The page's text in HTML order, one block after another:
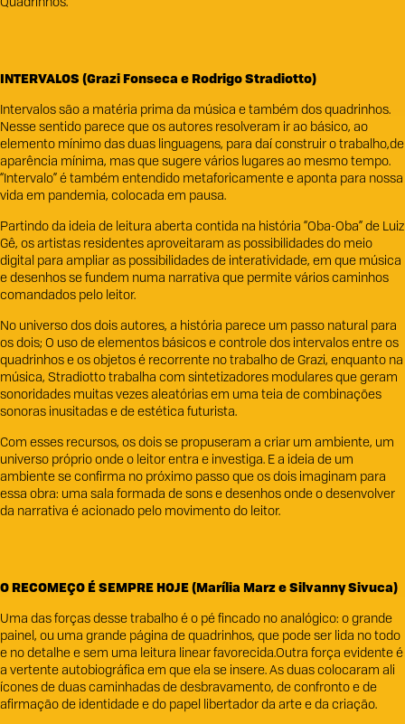
INTERVALOS (Grazi Fonseca e Rodrigo Stradiotto)
Intervalos são a matéria prima da música e também dos quadrinhos.
Nesse sentido parece que os autores resolveram ir ao básico, ao
elemento mínimo das duas linguagens, para daí construir o trabalho,de
aparência mínima, mas que sugere vários lugares ao mesmo tempo.
“Intervalo” é também entendido metaforicamente e aponta para nossa
vida em pandemia, colocada em pausa.
Partindo da ideia de leitura aberta contida na história “Oba-Oba” de Luiz
Gê, os artistas residentes aproveitaram as possibilidades do meio
digital para ampliar as possibilidades de interatividade, em que música
e desenhos se fundem numa narrativa que permite vários caminhos
comandados pelo leitor.
No universo dos dois autores, a história parece um passo natural para
os dois; O uso de elementos básicos e controle dos intervalos entre os
quadrinhos e os objetos é recorrente no trabalho de Grazi, enquanto na
música, Stradiotto trabalha com sintetizadores modulares que geram
sonoridades muitas vezes aleatórias em uma teia de combinações
sonoras inusitadas e de estética futurista.
Com esses recursos, os dois se propuseram a criar um ambiente, um
universo próprio onde o leitor entra e investiga. E a ideia de um
ambiente se confirma no próximo passo que os dois imaginam para
essa obra: uma sala formada de sons e desenhos onde o desenvolver
da narrativa é acionado pelo movimento do leitor.
O RECOMEÇO É SEMPRE HOJE (Marília Marz e Silvanny Sivuca)
Uma das forças desse trabalho é o pé fincado no analógico: o grande
painel, ou uma grande página de quadrinhos, que pode ser lida no todo
e no detalhe e sem uma leitura linear favorecida.Outra força evidente é
a vertente autobiográfica em que ela se insere. As duas colocaram ali
ícones de duas caminhadas de desbravamento, de confronto e de
afirmação de identidade e do papel libertador da arte e da criação.